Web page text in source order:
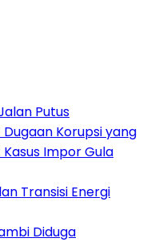
Putus
Dugaan Korupsi yang
Impor Gula
Transisi Energi
Diduga